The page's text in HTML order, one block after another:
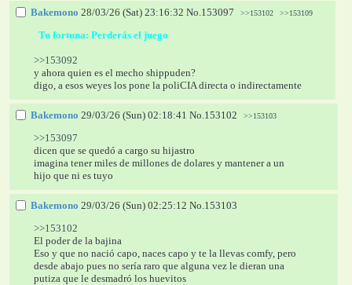
Bakemono 28/03/26 (Sat) 23:16:32 No. 153097 >>153102 >>153109
Tu fortuna: Perderás el juego
>>153092
y ahora quien es el mecho shippuden?
digo, a esos weyes los pone la poliCIA directa o indirectamente
Bakemono 29/03/26 (Sun) 02:18:41 No. 153102 >>153103
>>153097
dicen que se quedó a cargo su hijastro
imagina tener miles de millones de dolares y mantener a un
hijo que ni es tuyo
Bakemono 29/03/26 (Sun) 02:25:12 No. 153103
>>153102
El poder de la bajina
Eso y que no nació capo, naces capo y te la llevas comfy, pero
desde abajo pues no sería raro que alguna vez le dieran una
putiza que le desmadró los huevitos